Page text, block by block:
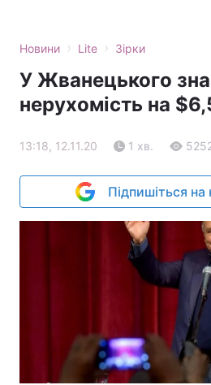
Новини › Lite › Зірки
У Жванецького
нерухомість на
13:18, 12.11.20 1 хв.
Підпишіться